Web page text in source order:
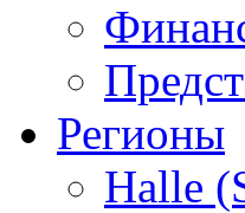
Регионы
Halle